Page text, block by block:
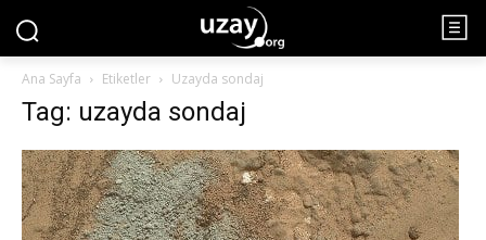
Ana Sayfa Etiketler Uzayda sondaj
Tag: uzayda sondaj